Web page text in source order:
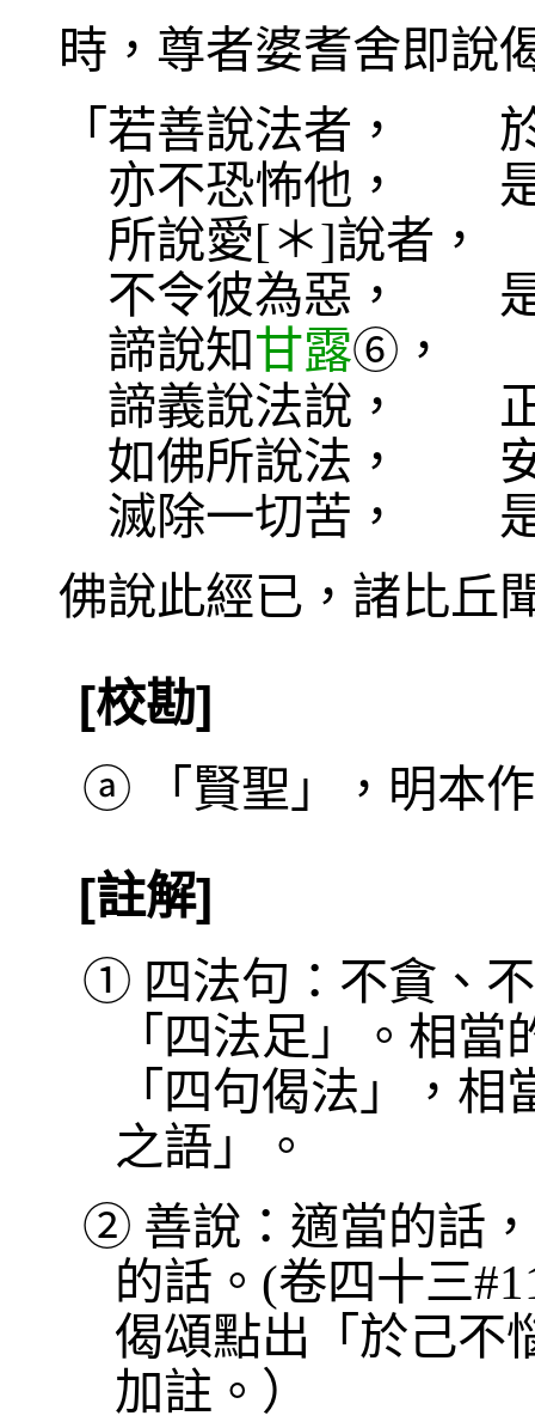
時，尊者婆耆舍即說
「若善說法者，
亦不恐怖他， 是
所說愛[＊]說者
不令彼為惡， 是
諦說知甘露⑥ ，
諦義說法說， 正
如佛所說法， 安
滅除一切苦， 是
佛說此經已，諸比丘
[校勘]
ⓐ 「賢聖」，明本
[註解]
① 四法句：不貪、
「四法足」。相
「四句偈法」，
之語」。
② 善說：適當的話
的話。(卷四十三
偈頌點出「於己不
加註。）